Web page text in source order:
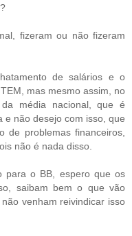
fizeram ou não fizeram
de salários e o
mas mesmo assim, no
média nacional, que é
e não desejo com isso, que
de problemas financeiros,
não é nada disso.
para o BB, espero que os
saibam bem o que vão
venham reivindicar isso